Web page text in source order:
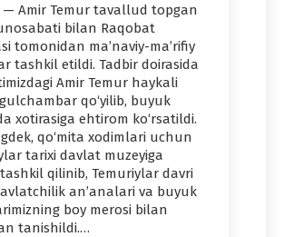
— Amir Temur tavallud topgan
bilan Raqobat
tomonidan ma’naviy-ma’rifiy
tashkil etildi. Tadbir doirasida
Amir Temur haykali
qo‘yilib, buyuk
xotirasiga ehtirom ko‘rsatildi.
qo‘mita xodimlari uchun
tarixi davlat muzeyiga
qilinib, Temuriylar davri
an’analari va buyuk
boy merosi bilan
tanishildi.…